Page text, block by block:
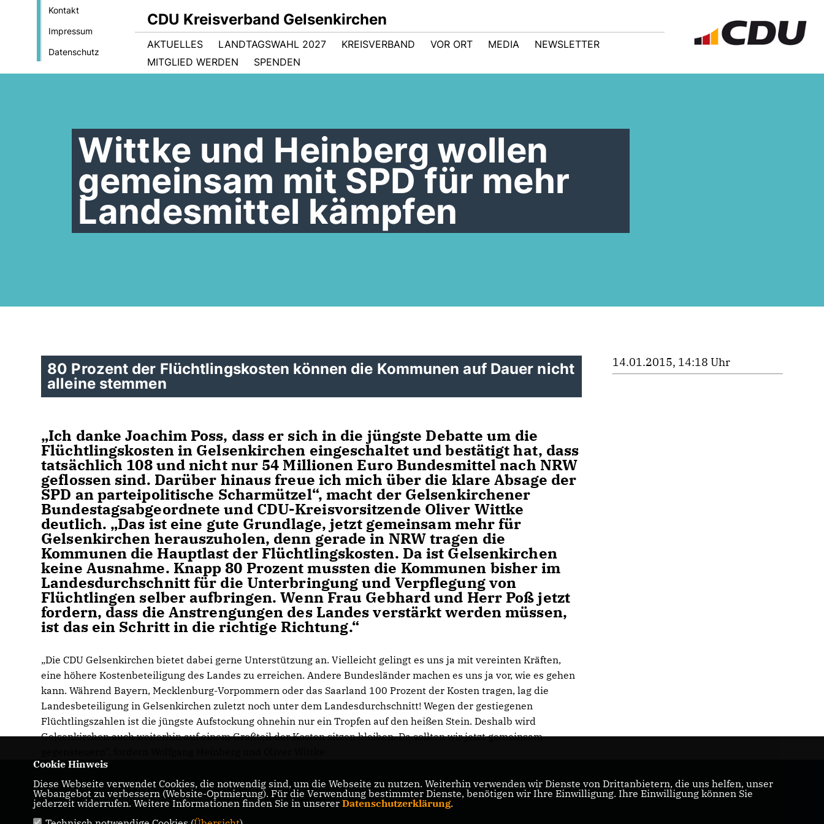
Kontakt
Impressum
Datenschutz
CDU Kreisverband Gelsenkirchen
AKTUELLES LANDTAGSWAHL 2027 KREISVERBAND VOR ORT MEDIA
NEWSLETTER
MITGLIED WERDEN
SPENDEN
Wittke und Heinberg wollen
gemeinsam mit SPD für mehr
Landesmittel kämpfen
80 Prozent der Flüchtlingskosten können die Kommunen auf Dauer nicht
alleine stemmen
Ich danke Joachim Poss, dass er sich in die jüngste Debatte um die
Flüchtlingskosten in Gelsenkirchen eingeschaltet und bestätigt hat, dass
tatsächlich 108 und nicht nur 54 Millionen Euro Bundesmittel nach NRW
geflossen sind. Darüber hinaus freue ich mich über die klare Absage der
SPD an parteipolitische Scharmützel“, macht der Gelsenkirchener
Bundestagsabgeordnete und CDU-Kreisvorsitzende Oliver Wittke
deutlich. „Das ist eine gute Grundlage, jetzt gemeinsam mehr für
Gelsenkirchen herauszuholen, denn gerade in NRW tragen die
Kommunen die Hauptlast der Flüchtlingskosten. Da ist Gelsenkirchen
keine Ausnahme. Knapp 80 Prozent mussten die Kommunen bisher im
Landesdurchschnitt für die Unterbringung und Verpflegung von
Flüchtlingen selber aufbringen. Wenn Frau Gebhard und Herr Poß jetzt
fordern, dass die Anstrengungen des Landes verstärkt werden müssen,
ist das ein Schritt in die richtige Richtung.“
Die CDU Gelsenkirchen bietet dabei gerne Unterstützung an. Vielleicht gelingt es uns ja mit vereinten Kräften,
eine höhere Kostenbeteiligung des Landes zu erreichen. Andere Bundesländer machen es uns ja vor, wie es gehen
kann. Während Bayern, Mecklenburg-Vorpommern oder das Saarland 100 Prozent der Kosten tragen, lag die
Landesbeteiligung in Gelsenkirchen zuletzt noch unter dem Landesdurchschnitt! Wegen der gestiegenen
Flüchtlingszahlen ist die jüngste Aufstockung ohnehin nur ein Tropfen auf den heißen Stein. Deshalb wird
Gelsenkirchen auch weiterhin auf einem Großteil der Kosten sitzen bleiben. Da sollten wir jetzt gemeinsam
14.01.2015, 14:18 Uhr
Hier finden Sie Informationen über den CDU
Kreisverband Gelsenkirchen
Cookie Hinweis
Diese Webseite verwendet Cookies, die notwendig sind, um die Webseite zu nutzen. Weiterhin verwenden wir Dienste von Drittanbietern, die uns helfen, unser
Webangebot zu verbessern (Website-Optmierung). Für die Verwendung bestimmter Dienste, benötigen wir Ihre Einwilligung. Ihre Einwilligung können Sie
jederzeit widerrufen. Weitere Informationen finden Sie in unserer Datenschutzerklärung.